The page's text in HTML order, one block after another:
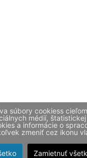
súbory cookiess
médií,
a informácie o
zmeniť cez ikonu
Zamietnuť